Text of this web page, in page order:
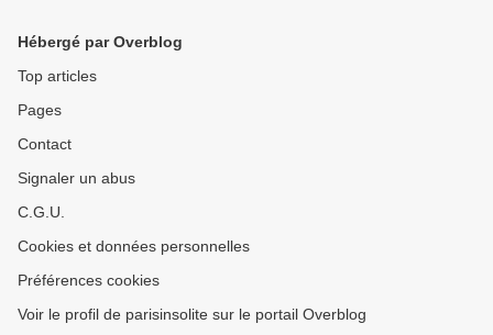
Hébergé par Overblog
Top articles
Pages
Contact
Signaler un abus
C.G.U.
Cookies et données personnelles
Préférences cookies
Voir le profil de parisinsolite sur le portail Overblog